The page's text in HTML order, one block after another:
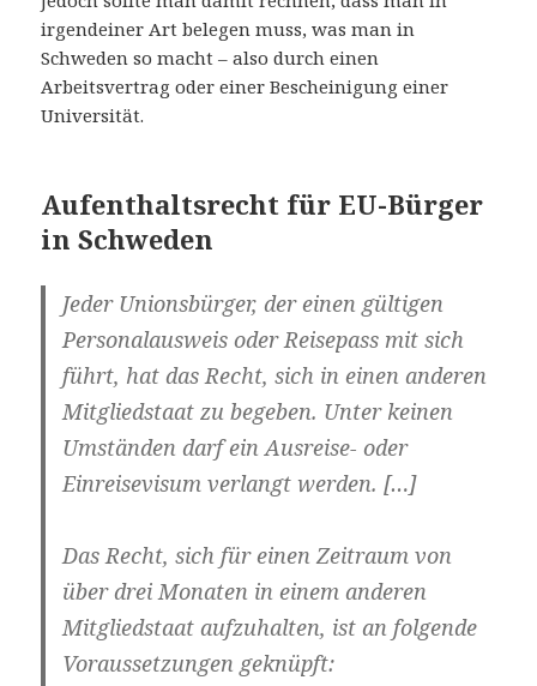
irgendeiner Art belegen muss, was man in
Schweden so macht – also durch einen
Arbeitsvertrag oder einer Bescheinigung einer
Universität.
Aufenthaltsrecht für EU-Bürger
in Schweden
Jeder Unionsbürger, der einen gültigen
Personalausweis oder Reisepass mit sich
führt, hat das Recht, sich in einen anderen
Mitgliedstaat zu begeben. Unter keinen
Umständen darf ein Ausreise- oder
Einreisevisum verlangt werden. […]
Das Recht, sich für einen Zeitraum von
über drei Monaten in einem anderen
Mitgliedstaat aufzuhalten, ist an folgende
Voraussetzungen geknüpft: